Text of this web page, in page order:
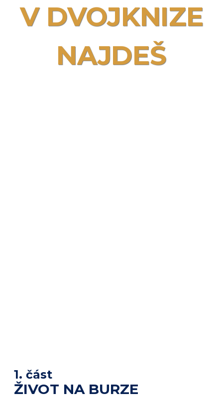
V DVOJKNIZE
NAJDEŠ
1. část
ŽIVOT NA BURZE